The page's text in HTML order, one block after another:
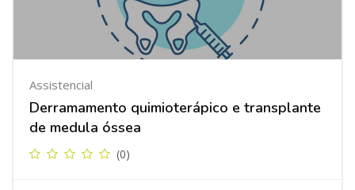
Assistencial
Derramamento quimioterápico e transplante
de medula óssea
(0)